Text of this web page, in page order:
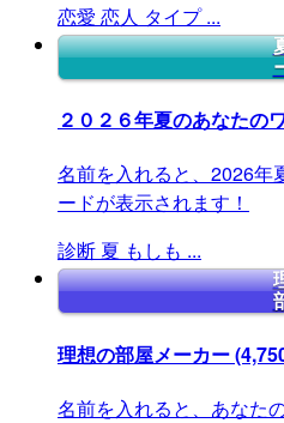
恋愛 恋人 タイプ ...
２０２６年夏のあなたの
名前を入れると、2026年
ードが表示されます！
診断 夏 もしも ...
理想の部屋メーカー
名前を入れると、あなた